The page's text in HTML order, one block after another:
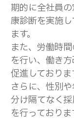
期的に全社員
康診断を実施し
ます。
また、労働時
を行い、働き
促進しておりま
さらに、性別
分け隔てなく
を行っておりま